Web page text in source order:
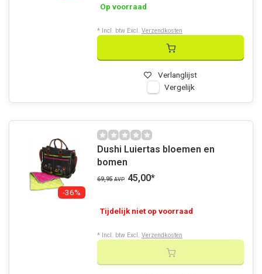
Op voorraad
Verlanglijst
Vergelijk
* Incl. btw Excl. Verzendkosten
-36%
Dushi Luiertas bloemen en
bomen
69,95 AVP 45,00*
Tijdelijk niet op voorraad
* Incl. btw Excl. Verzendkosten